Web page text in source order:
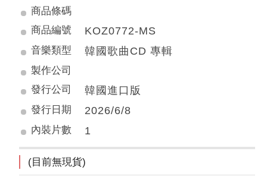
商品條碼
商品編號
KOZ0772-MS
音樂類型 韓國歌曲CD 專輯
製作公司
發行公司
韓國進口版
發行日期 2026/6/8
內裝片數 1
(目前無現貨)